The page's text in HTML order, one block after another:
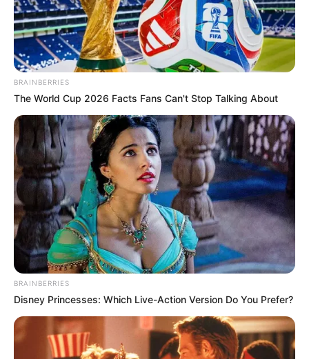
indomiliter | 01/06/2015 | Helikopter,Senapan Serbu | 5 Comments
BRAINBERRIES
The World Cup 2026 Facts Fans Can't Stop Talking About
BRAINBERRIES
Disney Princesses: Which Live-Action Version Do You Prefer?